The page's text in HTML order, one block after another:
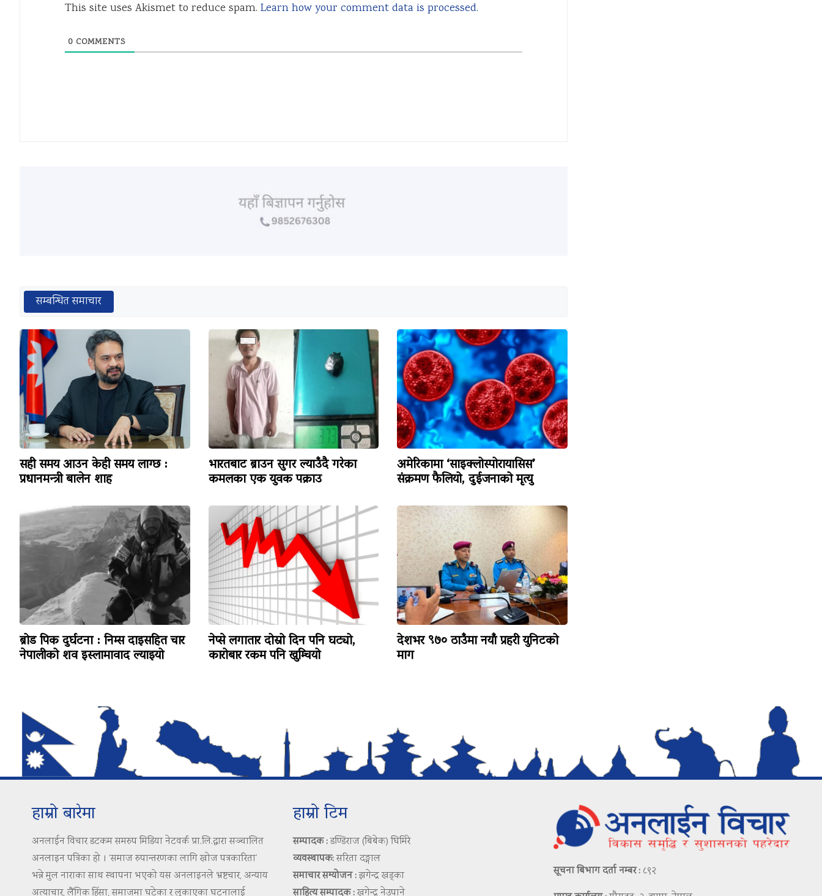
This site uses Akismet to reduce spam. Learn how your comment data is processed.
0 COMMENTS
सम्बन्धित समाचार
सही समय आउन केही समय लाग्छ :
प्रधानमन्त्री बालेन शाह
भारतबाट ब्राउन सुगर ल्याउँदै गरेका
कमलका एक युवक पक्राउ
अमेरिकामा ‘साइक्लोस्पोरायासिस’
संक्रमण फैलियो, दुईजनाको मृत्यु
ब्रोड पिक दुर्घटना : निम्स दाइसहित चार
नेपालीको शव इस्लामावाद ल्याइयो
नेप्से लगातार दोस्रो दिन पनि घट्यो,
कारोबार रकम पनि खुम्चियो
देशभर ९७० ठाउँमा नयाँ प्रहरी युनिटको
माग
हाम्रो बारेमा
अनलाईन विचार डटकम समरुप मिडिया नेटवर्क प्रा.लि.द्वारा सञ्चालित
अनलाइन पत्रिका हो । ‘समाज रुपान्तरणका लागि खोज पत्रकारिता’
भन्ने मुल नाराका साथ स्थापना भएको यस अनलाइनले भ्रष्टचार, अन्याय
हाम्रो टिम
सम्पादक :डण्डिराज (बिबेक) घिमिरे
व्यवस्थापक:सरिता दङ्गाल
समाचार सम्योजन :झगेन्द्र खड्का
सूचना बिभाग दर्ता नम्बर : ८९२